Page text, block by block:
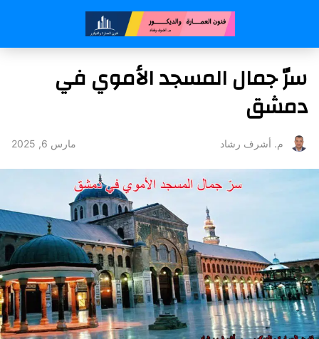
سرّ جمال المسجد الأموي في
دمشق
م. أشرف رشاد مارس 6, 2025